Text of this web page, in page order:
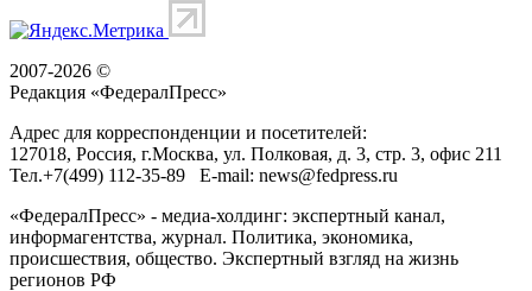
2007-2026 ©
Редакция «ФедералПресс»
Адрес для корреспонденции и посетителей:
127018, Россия, г.Москва, ул. Полковая, д. 3, стр. 3, офис 211
Тел.+7(499) 112-35-89 E-mail: news@fedpress.ru
«ФедералПресс» - медиа-холдинг: экспертный канал,
информагентства, журнал. Политика, экономика,
происшествия, общество. Экспертный взгляд на жизнь
регионов РФ